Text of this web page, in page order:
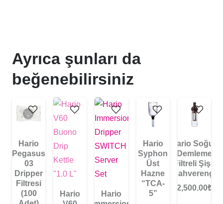
Ayrıca şunları da
beğenebilirsiniz
Hario
Pegasus
03
Dripper
Filtresi
(100
Hario
Hario
Hario
Syphon
Üst
Hazne
“TCA-
5”
Hario Soğuk
Demleme
Filtreli Şişe
“Kahverengi”
2,500.00₺